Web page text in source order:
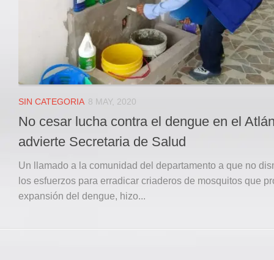
ÁREA METROPOLITANA
REGIONAL
DEPARTAMENTAL
Internacional
Instagram
Registro ISSN: 2711-3299
SIN CATEGORIA 8 MAY, 2020
No cesar lucha contra el dengue en el
advierte Secretaria de Salud
Un llamado a la comunidad del departamento a que no
los esfuerzos para erradicar criaderos de mosquitos que
expansión del dengue, hizo...